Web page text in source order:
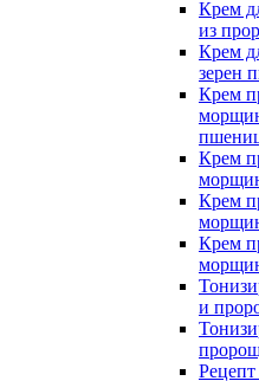
Крем
из
Крем
зерен
Крем
Крем
Крем
Крем
и